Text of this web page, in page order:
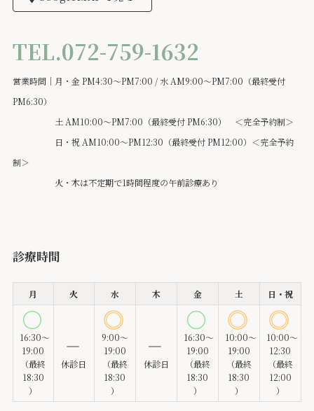
TEL.072-759-1632
営業時間｜月・金 PM4:30～PM7:00 / 水 AM9:00～PM7:00（最終受付
PM6:30）
土 AM10:00～PM7:00（最終受付 PM6:30） ＜完全予約制＞
日・祝 AM10:00～PM12:30（最終受付 PM12:00）＜完全予約
制＞
火・木は不定期で1時間程度の午前診療あり
診療時間
月 火 水 木 金 土 日・祝
16:30～
19:00
（最終
18:30
）
休診日
9:00～
19:00
（最終
18:30
）
休診日
16:30～
19:00
（最終
18:30
）
10:00～
19:00
（最終
18:30
）
10:00～
12:30
（最終
12:00
）